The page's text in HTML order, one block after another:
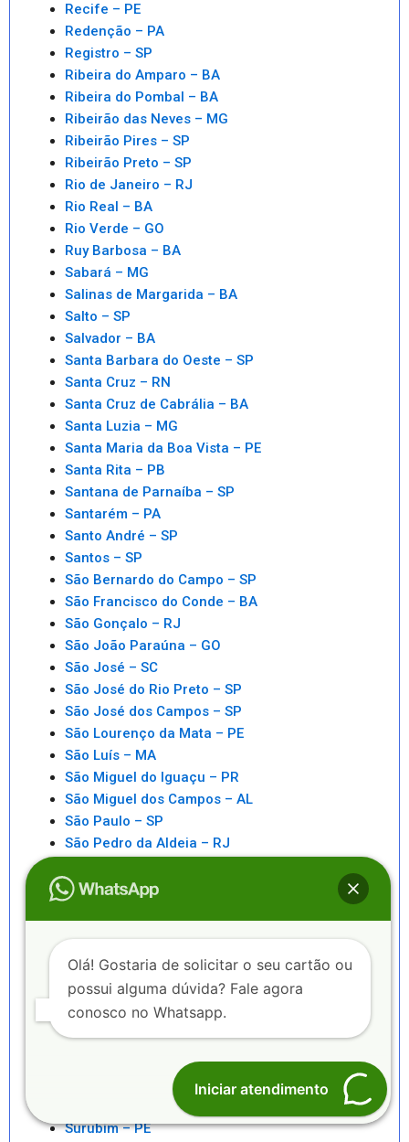
Recife – PE
Redenção – PA
Registro – SP
Ribeira do Amparo – BA
Ribeira do Pombal – BA
Ribeirão das Neves – MG
Ribeirão Pires – SP
Ribeirão Preto – SP
Rio de Janeiro – RJ
Rio Real – BA
Rio Verde – GO
Ruy Barbosa – BA
Sabará – MG
Salinas de Margarida – BA
Salto – SP
Salvador – BA
Santa Barbara do Oeste – SP
Santa Cruz – RN
Santa Cruz de Cabrália – BA
Santa Luzia – MG
Santa Maria da Boa Vista – PE
Santa Rita – PB
Santana de Parnaíba – SP
Santarém – PA
Santo André – SP
Santos – SP
São Bernardo do Campo – SP
São Francisco do Conde – BA
São Gonçalo – RJ
São João Paraúna – GO
São José – SC
São José do Rio Preto – SP
São José dos Campos – SP
São Lourenço da Mata – PE
São Luís – MA
São Miguel do Iguaçu – PR
São Miguel dos Campos – AL
São Paulo – SP
São Pedro da Aldeia – RJ
São Sebastião – AL
Serra – ES
Serrinha – BA
Sete Lagoas – MG
Sinop – MT
Surubim – PE
Olá! Gostaria de solicitar o seu cartão ou
possui alguma dúvida? Fale agora
conosco no Whatsapp.
Iniciar atendimento